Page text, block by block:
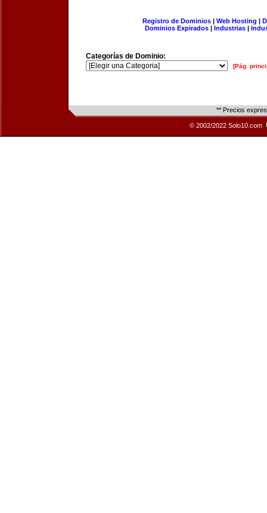
Registro de Dominios| Web Hosting |
Dominios Expirados | Industrias |
Categorías de Dominio:
[Pág.
** Precios
© 2002/2022 Solo10.com